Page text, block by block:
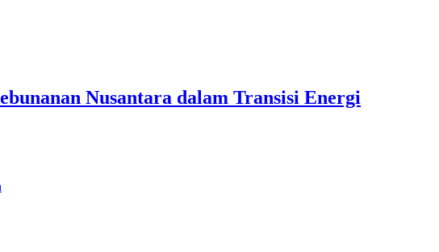
Nusantara dalam Transisi Energi